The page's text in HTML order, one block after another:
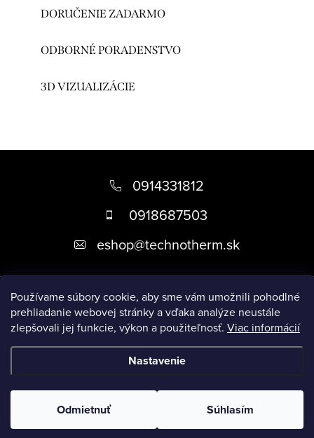
Používame súbory cookie, aby sme vám umožnili pohodlné
prehliadanie webovej stránky a vďaka analýze neustále
zlepšovali jej funkcie, výkon a použiteľnosť. Viac informácií
Nastavenie
Odmietnuť Súhlasím
DORUČENIE ZADARMO
ODBORNÉ PORADENSTVO
3D VIZUALIZÁCIE
i
0914331812
0918687503
eshop@technotherm.sk
Informácie
Prijímame online platby
Upraviť nastavenie cookies